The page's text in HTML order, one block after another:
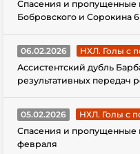
Спасения и пропущенные
Бобровского и Сорокина
06.02.2026
НХЛ. Голы с
Ассистентский дубль
результативных передач
05.02.2026
НХЛ. Голы с
Спасения и пропущенные
февраля